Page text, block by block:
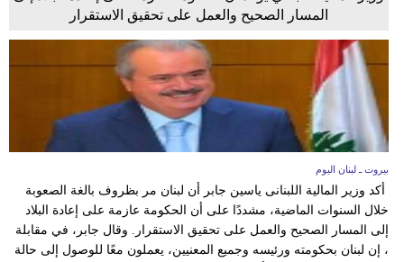
المسار الصحيح والعمل على تحقيق الاستقرار
بيروت ـ لبنان اليوم
أكد وزير المالية اللبنانى ياسين جابر أن لبنان مر بظروف بالغة الصعوبة
خلال السنوات الماضية، مشددًا على أن الحكومة عازمة على إعادة البلاد
إلى المسار الصحيح والعمل على تحقيق الاستقرار. وقال جابر، في مقابلة
، إن لبنان بحكومته ورئيسه وجميع المعنيين، يعملون معًا للوصول إلى حالة